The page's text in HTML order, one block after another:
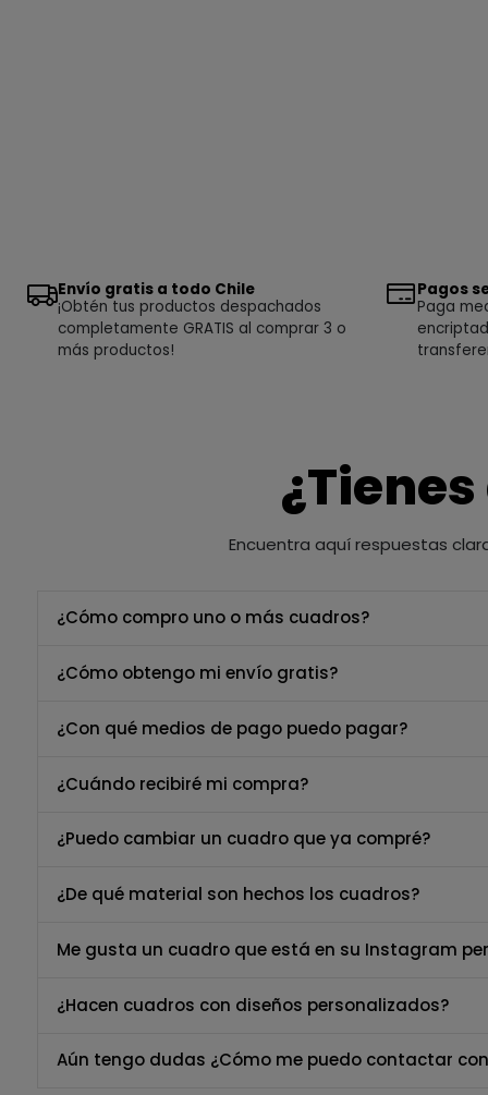
Envío gratis a todo Chile
¡Obtén tus productos despachados
completamente GRATIS al comprar 3 o
más productos!
Pagos
Paga
Encuentra aquí respuestas
¿Cómo compro uno o más cuadros?
¿Cómo obtengo mi envío gratis?
¿Con qué medios de pago puedo pagar?
¿Cuándo recibiré mi compra?
¿Puedo cambiar un cuadro que ya compré?
¿De qué material son hechos los cuadros?
Me gusta un cuadro que está en su Instagram
¿Hacen cuadros con diseños personalizados?
Aún tengo dudas ¿Cómo me puedo contactar